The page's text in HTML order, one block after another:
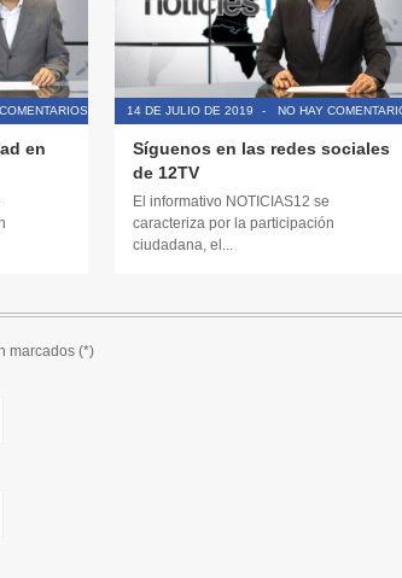
en
14 DE JULIO DE 2019 - NO HAY
Síguenos en las redes sociales
de 12TV
El informativo NOTICIAS12 se
caracteriza por la participación
ciudadana, el...
marcados (*)